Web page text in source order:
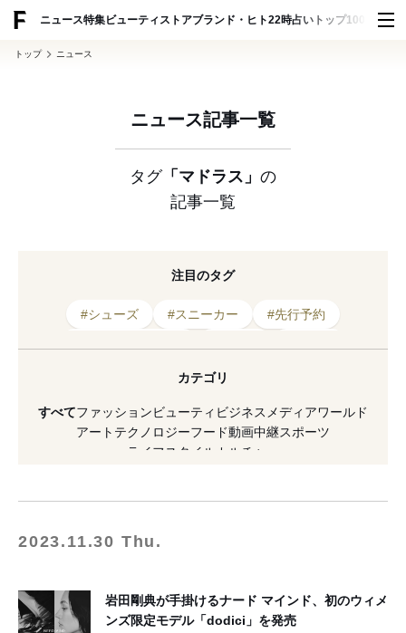
ニュース特集ビューティ ストアブランド・ヒト22時占い トップ100 スナッ
トップ ニュース
ニュース記事一覧
タグ「マドラス」 の
記事一覧
注目のタグ
#シューズ #スニーカー
#先行予約
#インソール
#クラウドファンディング
#ポップアップ
カテゴリ
すべてファッションビューティ ビジネス メディアワールド
アート テクノロジーフード動画中継スポーツ
ライフスタイル
カルチャー
2023.11.30 Thu.
岩田剛典が手掛けるナード マインド、初のウィメ
ンズ限定モデル「dodici」を発売